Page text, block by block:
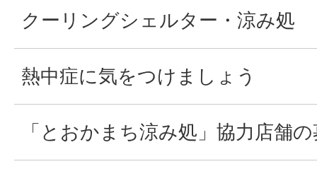
クーリングシェルター・涼み処
熱中症に気をつけましょう
「とおかまち涼み処」協力店舗